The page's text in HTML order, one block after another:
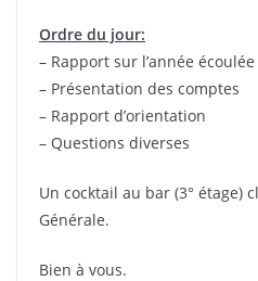
Ordre du jour:
– Rapport sur l’année écoulée
– Présentation des comptes
– Rapport d’orientation
– Questions diverses
Un cocktail au bar (3° étage)
Générale.
Bien à vous.